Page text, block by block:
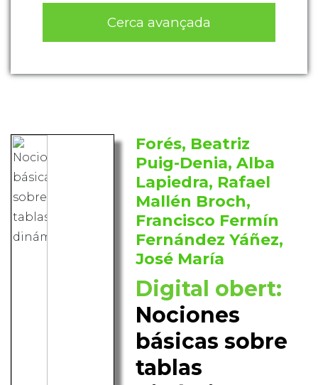
Cerca avançada
Forés, Beatriz
Puig-Denia, Alba
Lapiedra, Rafael
Mallén Broch,
Francisco Fermín
Fernández Yáñez,
José María
Digital obert:
Nociones
básicas sobre
tablas